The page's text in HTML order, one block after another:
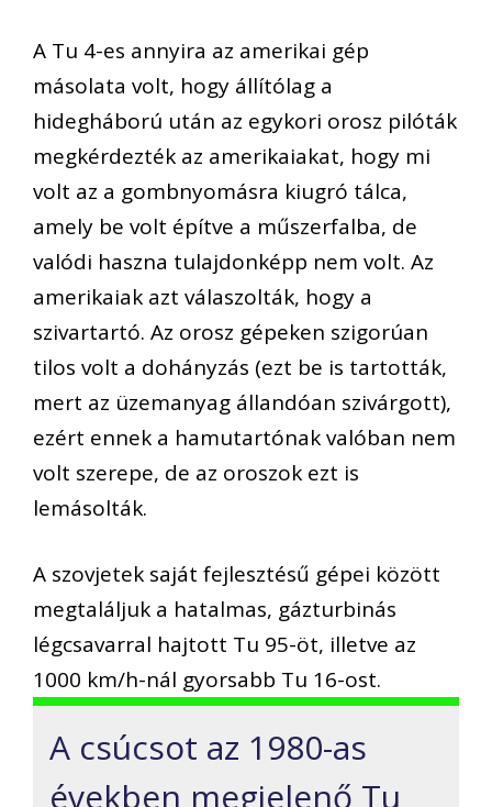
A Tu 4-es annyira az amerikai gép
másolata volt, hogy állítólag a
hidegháború után az egykori orosz pilóták
megkérdezték az amerikaiakat, hogy mi
volt az a gombnyomásra kiugró tálca,
amely be volt építve a műszerfalba, de
valódi haszna tulajdonképp nem volt. Az
amerikaiak azt válaszolták, hogy a
szivartartó. Az orosz gépeken szigorúan
tilos volt a dohányzás (ezt be is tartották,
mert az üzemanyag állandóan szivárgott),
ezért ennek a hamutartónak valóban nem
volt szerepe, de az oroszok ezt is
lemásolták.
A szovjetek saját fejlesztésű gépei között
megtaláljuk a hatalmas, gázturbinás
légcsavarral hajtott Tu 95-öt, illetve az
1000 km/h-nál gyorsabb Tu 16-ost.
A csúcsot az 1980-as
években megjelenő Tu